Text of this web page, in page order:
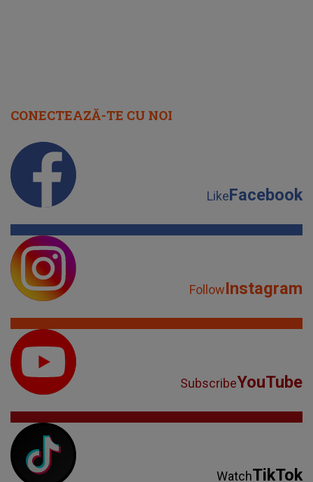
CONECTEAZĂ-TE CU NOI
LikeFacebook
FollowInstagram
SubscribeYouTube
WatchTikTok